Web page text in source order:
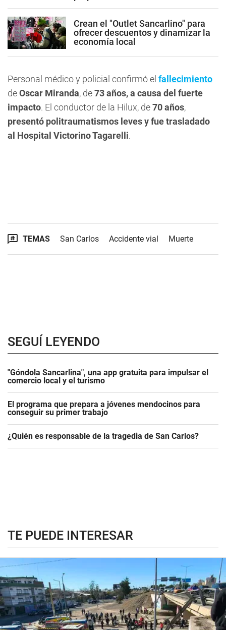
Crean el "Outlet Sancarlino" para
ofrecer descuentos y dinamizar la
economía local
Personal médico y policial confirmó el fallecimiento
deOscar Miranda, de73 años, a causa del fuerte
impacto. El conductor de la Hilux, de70 años,
presentó politraumatismos leves y fue trasladado
al Hospital Victorino Tagarelli.
TEMAS San Carlos Accidente vial Muerte
SEGUÍ LEYENDO
"Góndola Sancarlina", una app gratuita para impulsar el
comercio local y el turismo
El programa que prepara a jóvenes mendocinos para
conseguir su primer trabajo
¿Quién es responsable de la tragedia de San Carlos?
TE PUEDE INTERESAR